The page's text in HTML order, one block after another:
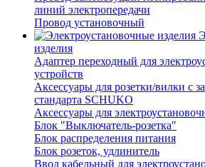
линий электропередачи
Провод установочный
изделия
Адаптер переходный для
устройств
Аксессуары для розетки/вилки с
стандарта SCHUKO
Аксессуары для
Блок "Выключатель-розетка"
Блок распределения питания
Блок розеток, удлинитель
Ввод кабельный для